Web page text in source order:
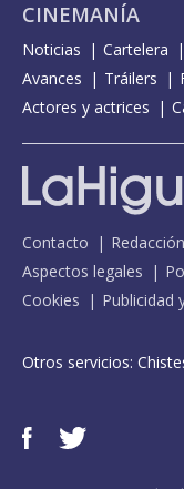
CINEMANÍA
Noticias Cartelera
Avances
Tráilers
Actores y actrices
Contacto Redacción
Aspectos legales
Cookies
Publicidad
Otros servicios: